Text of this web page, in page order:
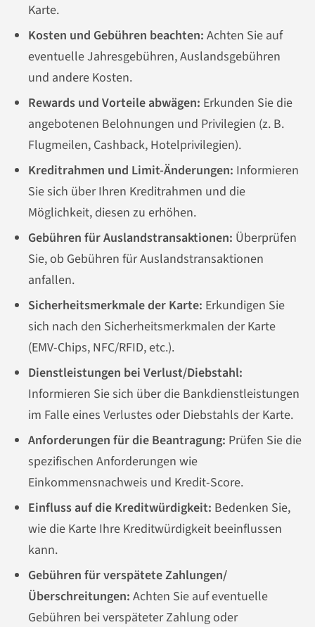
Karte.
Kosten und Gebühren beachten: Achten Sie auf
eventuelle Jahresgebühren, Auslandsgebühren
und andere Kosten.
Rewards und Vorteile abwägen: Erkunden Sie die
angebotenen Belohnungen und Privilegien (z. B.
Flugmeilen, Cashback, Hotelprivilegien).
Kreditrahmen und Limit-Änderungen: Informieren
Sie sich über Ihren Kreditrahmen und die
Möglichkeit, diesen zu erhöhen.
Gebühren für Auslandstransaktionen: Überprüfen
Sie, ob Gebühren für Auslandstransaktionen
anfallen.
Sicherheitsmerkmale der Karte: Erkundigen Sie
sich nach den Sicherheitsmerkmalen der Karte
(EMV-Chips, NFC/RFID, etc.).
Dienstleistungen bei Verlust/Diebstahl:
Informieren Sie sich über die Bankdienstleistungen
im Falle eines Verlustes oder Diebstahls der Karte.
Anforderungen für die Beantragung: Prüfen Sie die
spezifischen Anforderungen wie
Einkommensnachweis und Kredit-Score.
Einfluss auf die Kreditwürdigkeit: Bedenken Sie,
wie die Karte Ihre Kreditwürdigkeit beeinflussen
kann.
Gebühren für verspätete Zahlungen/
Überschreitungen: Achten Sie auf eventuelle
Gebühren bei verspäteter Zahlung oder